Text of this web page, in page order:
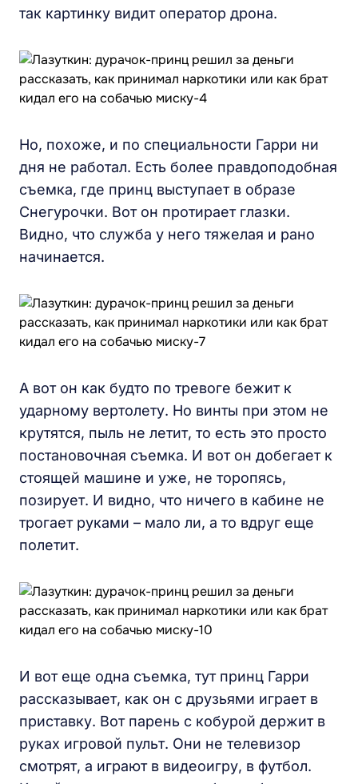
так картинку видит оператор дрона.
Но, похоже, и по специальности Гарри ни
дня не работал. Есть более правдоподобная
съемка, где принц выступает в образе
Снегурочки. Вот он протирает глазки.
Видно, что служба у него тяжелая и рано
начинается.
А вот он как будто по тревоге бежит к
ударному вертолету. Но винты при этом не
крутятся, пыль не летит, то есть это просто
постановочная съемка. И вот он добегает к
стоящей машине и уже, не торопясь,
позирует. И видно, что ничего в кабине не
трогает руками – мало ли, а то вдруг еще
полетит.
И вот еще одна съемка, тут принц Гарри
рассказывает, как он с друзьями играет в
приставку. Вот парень с кобурой держит в
руках игровой пульт. Они не телевизор
смотрят, а играют в видеоигру, в футбол.